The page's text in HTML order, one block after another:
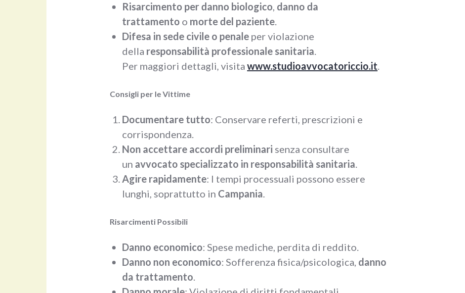
Risarcimento per danno biologico, danno da
trattamento o morte del paziente.
Difesa in sede civile o penaleper violazione
della responsabilità professionale sanitaria.
Per maggiori dettagli, visita www.studioavvocatoriccio.it.
Consigli per le Vittime
Documentare tutto: Conservare referti, prescrizioni e
corrispondenza.
Non accettare accordi preliminari senza consultare
un avvocato specializzato in responsabilità sanitaria.
Agire rapidamente: I tempi processuali possono essere
lunghi, soprattutto in Campania.
Risarcimenti Possibili
Danno economico: Spese mediche, perdita di reddito.
Danno non economico: Sofferenza fisica/psicologica, danno
da trattamento.